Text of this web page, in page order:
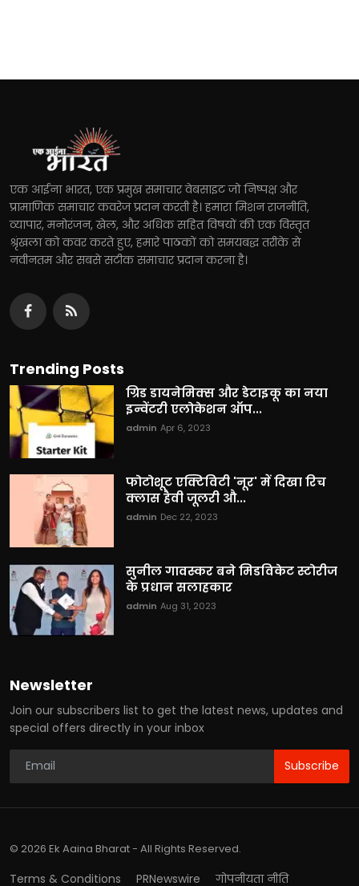
एक आईना भारत, एक प्रमुख समाचार वेबसाइट जो निष्पक्ष और
प्रामाणिक समाचार कवरेज प्रदान करती है। हमारा मिशन राजनीति,
व्यापार, मनोरंजन, खेल, और अधिक सहित विषयों की एक विस्तृत
श्रृंखला को कवर करते हुए, हमारे पाठकों को समयबद्ध तरीके से
नवीनतम और सबसे सटीक समाचार प्रदान करना है।
Trending Posts
ग्रिड डायनेमिक्स और डेटाइकू का नया
इन्वेंटरी एलोकेशन ऑप...
admin Apr 6, 2023
फोटोशूट एक्टिविटी 'नूर' में दिखा रिच
क्लास हैवी जूलरी औ...
admin Dec 22, 2023
सुनील गावस्कर बने मिडविकेट स्टोरीज
के प्रधान सलाहकार
admin Aug 31, 2023
Newsletter
Join our subscribers list to get the latest news, updates and
special offers directly in your inbox
Subscribe
© 2026 Ek Aaina Bharat - All Rights Reserved.
Terms & Conditions PRNewswire गोपनीयता नीति